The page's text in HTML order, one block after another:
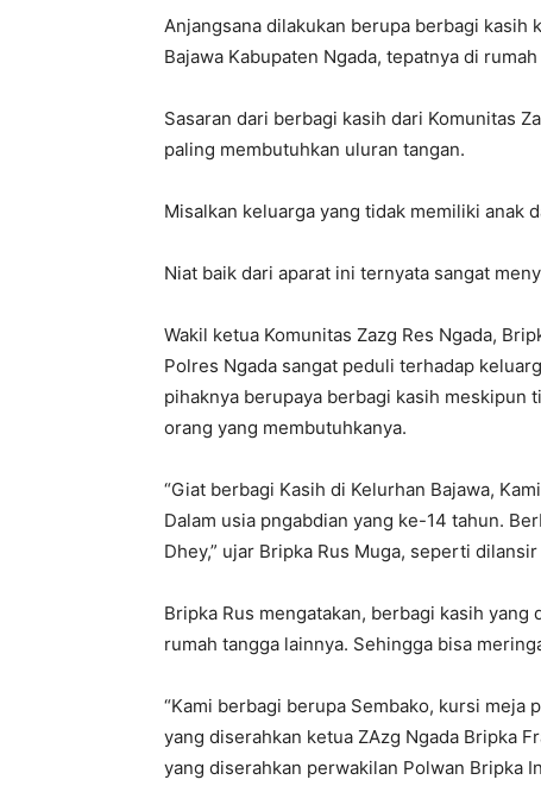
Anjangsana dilakukan berupa berbagi kasih
Bajawa Kabupaten Ngada, tepatnya di
Sasaran dari berbagi kasih dari Komunitas
paling membutuhkan uluran tangan.
Misalkan keluarga yang tidak memiliki anak
Niat baik dari aparat ini ternyata sangat
Wakil ketua Komunitas Zazg Res Ngada,
Polres Ngada sangat peduli terhadap
pihaknya berupaya berbagi kasih meskipun
orang yang membutuhkanya.
“Giat berbagi Kasih di Kelurhan Bajawa,
Dalam usia pngabdian yang ke-14 tahun.
Dhey,” ujar Bripka Rus Muga, seperti
Bripka Rus mengatakan, berbagi kasih
rumah tangga lainnya. Sehingga bisa
“Kami berbagi berupa Sembako, kursi
yang diserahkan ketua ZAzg Ngada Bripka
yang diserahkan perwakilan Polwan Bripka